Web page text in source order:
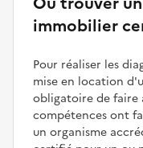
immobilier
Pour réaliser les
mise en location
obligatoire de faire
compétences ont
un organisme